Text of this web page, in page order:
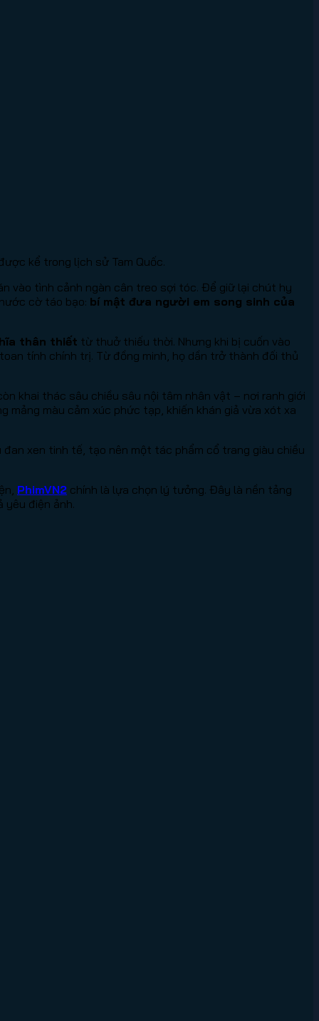
kể trong lịch sử Tam Quốc.
vào tình cảnh ngàn cân treo sợi tóc. Để giữ lại chút hy
cờ táo bạo: bí mật đưa người em song sinh của
thân thiết từ thuở thiếu thời. Nhưng khi bị cuốn vào
tính chính trị. Từ đồng minh, họ dần trở thành đối thủ
khai thác sâu chiều sâu nội tâm nhân vật – nơi ranh giới
mảng màu cảm xúc phức tạp, khiến khán giả vừa xót xa
xen tinh tế, tạo nên một tác phẩm cổ trang giàu chiều
PhimVN2 chính là lựa chọn lý tưởng. Đây là nền tảng
yêu điện ảnh.